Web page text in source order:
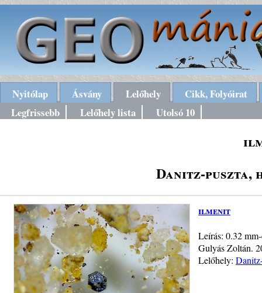
Nyitólap Ásvány Lelőhely
Cikk, Folyóirat
Legfrissebb
Lelőhely lista Utolsó 10
Danitz-puszta,
ilmenit
Leírás: 0.32
Gulyás Zoltán.
Lelőhely: